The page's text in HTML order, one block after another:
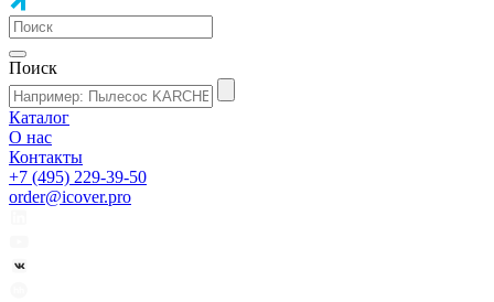
Поиск
Каталог
О нас
Контакты
+7 (495) 229-39-50
order@icover.pro